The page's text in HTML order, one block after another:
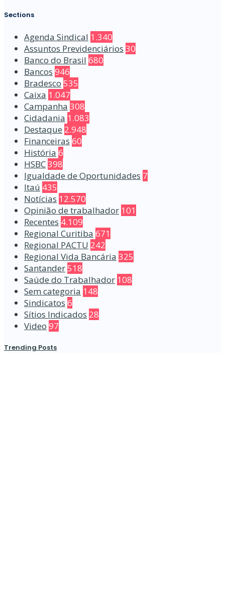
Sections
Agenda Sindical 1.340
Assuntos Previdenciários 30
Banco do Brasil 680
Bancos 946
Bradesco 535
Caixa 1.047
Campanha 308
Cidadania 1.083
Destaque 2.948
Financeiras 60
História 6
HSBC398
Igualdade de Oportunidades 7
Itaú 435
Notícias 12.570
Opinião de trabalhador 101
Recentes 4.109
Regional Curitiba 671
Regional PACTU 242
Regional Vida Bancária 325
Santander518
Saúde do Trabalhador 108
Sem categoria 148
Sindicatos 6
Sítios Indicados 28
Video 97
Trending Posts